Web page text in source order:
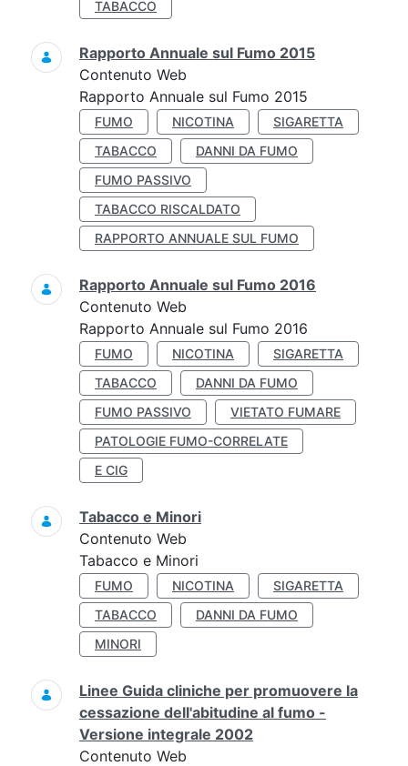
TABACCO
Rapporto Annuale sul Fumo 2015
Contenuto Web
Rapporto Annuale sul Fumo 2015
FUMO NICOTINA
SIGARETTA
TABACCO
DANNI DA FUMO
FUMO PASSIVO
TABACCO RISCALDATO
RAPPORTO ANNUALE SUL FUMO
Rapporto Annuale sul Fumo 2016
Contenuto Web
Rapporto Annuale sul Fumo 2016
FUMO NICOTINA
SIGARETTA
TABACCO
DANNI DA FUMO
FUMO PASSIVO
VIETATO FUMARE
PATOLOGIE FUMO-CORRELATE
E CIG
Tabacco e Minori
Contenuto Web
Tabacco e Minori
FUMO NICOTINA
SIGARETTA
TABACCO
DANNI DA FUMO
MINORI
Linee Guida cliniche per promuovere la
cessazione dell'abitudine al fumo -
Versione integrale 2002
Contenuto Web